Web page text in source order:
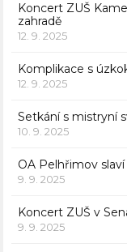
Koncert ZUŠ
zahradě
12. 9. 2025
Komplikace s
12. 9. 2025
Setkání s mistryní
10. 9. 2025
OA Pelhřimov
9. 9. 2025
Koncert ZUŠ v
9. 9. 2025